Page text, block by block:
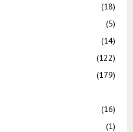
(18)
(5)
(14)
(122)
(179)
(16)
(1)